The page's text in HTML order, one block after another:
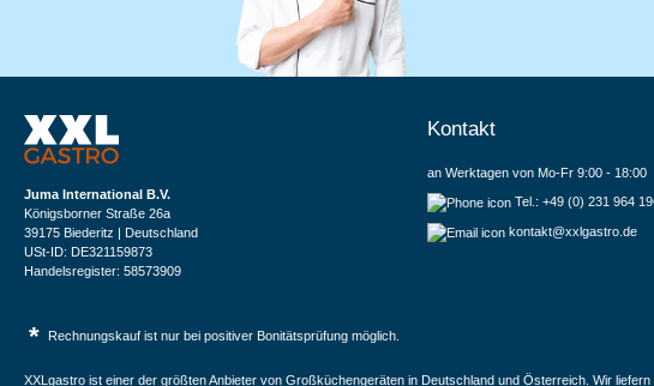
Juma International B.V.
Königsborner Straße 26a
39175 Biederitz | Deutschland
USt-ID: DE321159873
Handelsregister: 58573909
Kontakt
an Werktagen von Mo-Fr 9:00 - 18:00
Tel.: +49 (0) 231 964
kontakt@xxlgastro.de
* Rechnungskauf ist nur bei positiver Bonitätsprüfung möglich.
XXLgastro ist einer der größten Anbieter von Großküchengeräten in Deutschland und Österreich. Wir